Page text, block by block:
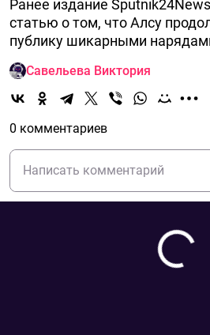
Ранее издание Sputnik24News
статью о том, что Алсу
публику шикарными
Савельева Виктория
0 комментариев